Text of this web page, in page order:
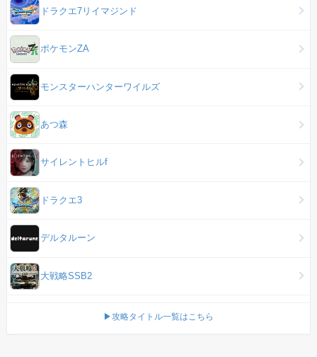
ドラクエ7リイマジンド
ポケモンZA
モンスターハンターワイルズ
あつ森
サイレントヒルf
ドラクエ3
デルタルーン
大戦略SSB2
▶攻略タイトル一覧はこちら